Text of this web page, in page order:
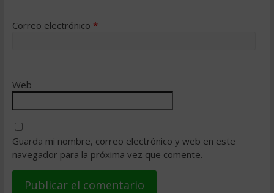
Correo electrónico *
Web
Guarda mi nombre, correo electrónico y web en este
navegador para la próxima vez que comente.